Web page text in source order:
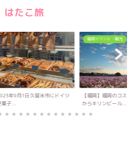
はたこ旅
年9月1日久留米市にドイツ
菓子...
福岡イベント・観光
【福岡】福岡のコスモ
からキリンビール...